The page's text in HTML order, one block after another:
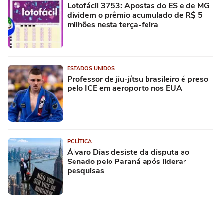
Lotofácil 3753: Apostas do ES e de MG
dividem o prêmio acumulado de R$ 5
milhões nesta terça-feira
ESTADOS UNIDOS
Professor de jiu-jítsu brasileiro é preso
pelo ICE em aeroporto nos EUA
POLÍTICA
Álvaro Dias desiste da disputa ao
Senado pelo Paraná após liderar
pesquisas